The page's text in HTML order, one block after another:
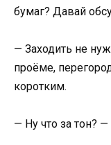
бумаг? Давай
— Заходить не
проёме,
коротким.
— Ну что за тон?